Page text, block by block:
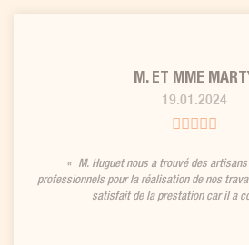
M. ET MME
19.01.2024
M. Huguet nous a trouvé des
professionnels pour la réalisation de nos
satisfait de la prestation car il a